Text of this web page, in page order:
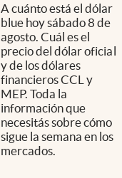
A cuánto está el dólar
blue hoy sábado 8 de
agosto. Cuál es el
precio del dólar oficial
y de los dólares
financieros CCL y
MEP. Toda la
información que
necesitás sobre cómo
sigue la semana en los
mercados.